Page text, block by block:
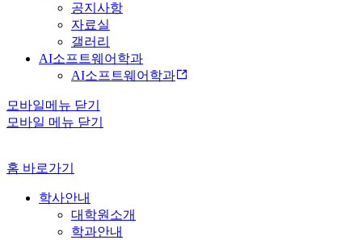
공지사항
자료실
갤러리
AI소프트웨어학과
AI소프트웨어학과
모바일메뉴 닫기
모바일 메뉴 닫기
홈 바로가기
학사안내
대학원소개
학과안내